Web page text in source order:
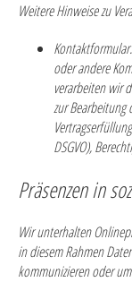
Weitere Hinweise zu
Kontaktformular:
oder andere
verarbeiten wir
zur Bearbeitung
DSGVO),
Präsenzen in
Wir unterhalten
in diesem Rahmen
kommunizieren oder